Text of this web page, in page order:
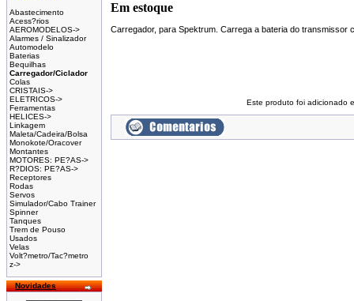
Abastecimento
Acess?rios
AEROMODELOS->
Alarmes / Sinalizador
Automodelo
Baterias
Bequilhas
Carregador/Ciclador
Colas
CRISTAIS->
ELETRICOS->
Ferramentas
HELICES->
Linkagem
Maleta/Cadeira/Bolsa
Monokote/Oracover
Montantes
MOTORES: PE?AS->
R?DIOS: PE?AS->
Receptores
Rodas
Servos
Simulador/Cabo Trainer
Spinner
Tanques
Trem de Pouso
Usados
Velas
Volt?metro/Tac?metro
z->
Novidades
Em estoque
Carregador, para Spektrum. Carrega a bateria do transmissor
Este produto foi adicionado